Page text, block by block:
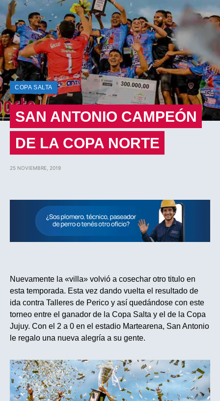
COPA SALTA
SAN ANTONIO CAMPEÓN
DE LA COPA NORTE
25 NOVIEMBRE, 2019
Nuevamente la «villa» volvió a cosechar otro titulo en
esta temporada. Esta vez dando vuelta el resultado de
ida contra Talleres de Perico y así quedándose con este
torneo entre el ganador de la Copa Salta y el de la Copa
Jujuy. Con el 2 a 0 en el estadio Martearena, San Antonio
le regalo una nueva alegría a su gente.